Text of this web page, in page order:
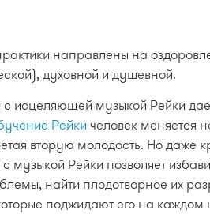
направлены на
духовной и душевной.
с исцеляющей музыкой Рейки
Рейки человек меняется
вторую молодость. Но даже
музыкой Рейки позволяет
найти плодотворное их
поджидают его на каждом